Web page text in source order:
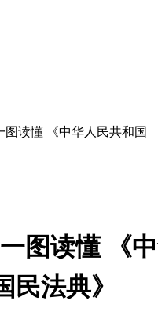
图读懂 《中华人民共和国
图读懂 《
民法典》